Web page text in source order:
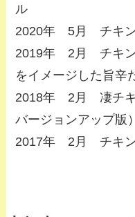
ル
2020年 5月 チキン
2019年 2月 チキン
をイメージした旨辛
2018年 2月 凄チキ
バージョンアップ版）
2017年 2月 チキン